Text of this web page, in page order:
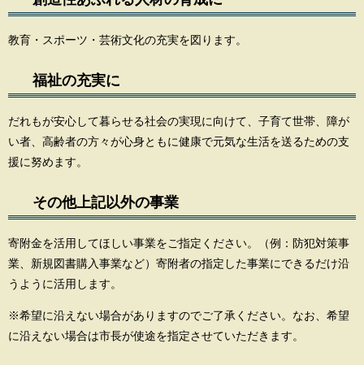
教育・スポーツ・芸術文化の充実を図ります。
福祉の充実に
だれもが安心して暮らせる社会の実現に向けて、子育て世帯、障が
い者、高齢者の方々が心身ともに健康で元気な生活を送るための支
援に努めます。
その他上記以外の事業
寄附金を活用してほしい事業をご指定ください。（例：防犯対策事
業、新規図書購入事業など）寄附者の指定した事業にできるだけ沿
うように活用します。
※希望に沿えない場合がありますのでご了承ください。なお、希望
に沿えない場合は市長が使途を指定させていただきます。